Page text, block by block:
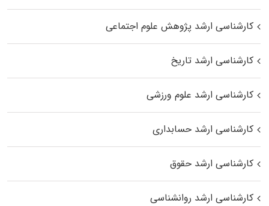
کارشناسی ارشد پژوهش علوم اجتماعی
کارشناسی ارشد تاریخ
کارشناسی ارشد علوم ورزشی
کارشناسی ارشد حسابداری
کارشناسی ارشد حقوق
کارشناسی ارشد روانشناسی